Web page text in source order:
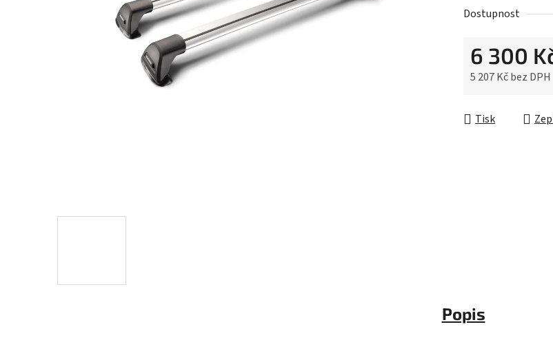
Dostupnost
6 300
5 207 Kč bez DPH
Tisk
Popis